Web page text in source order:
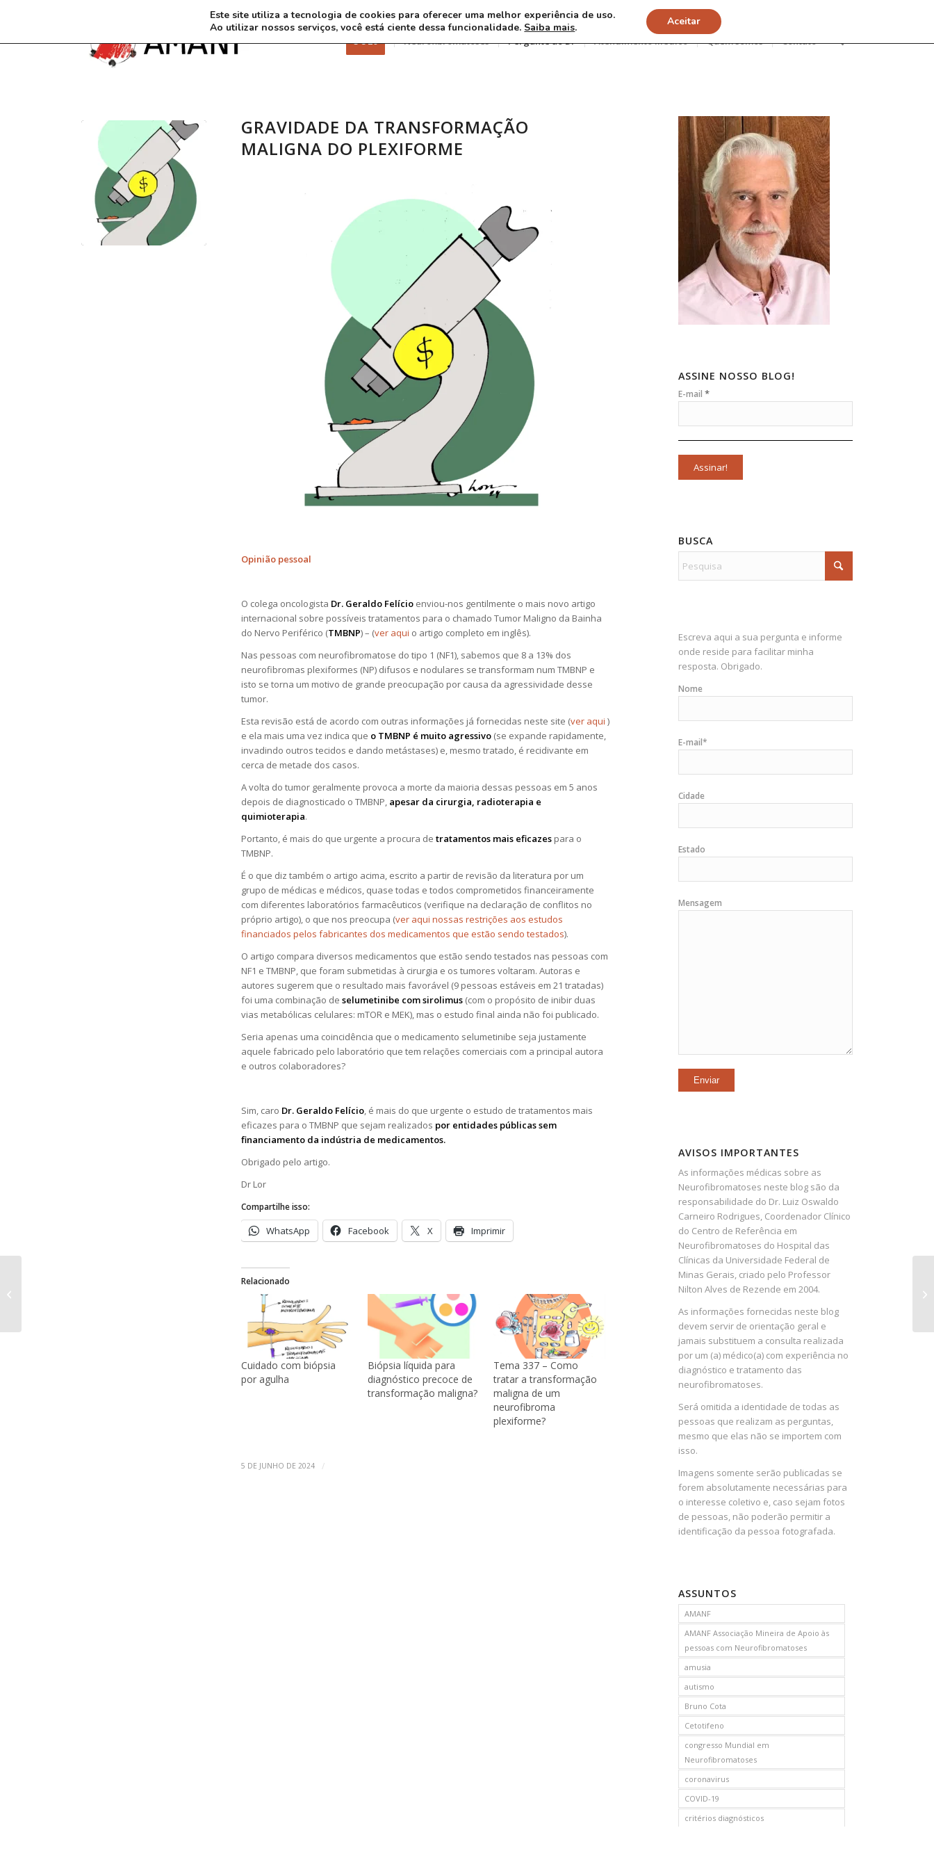
3 8 26 Neurofibromatoses Pergunte ao Dr Atendimento Médico Quem somos Contato
GRAVIDADE DA TRANSFORMAÇÃO
MALIGNA DO PLEXIFORME
Opinião pessoal
O colega oncologista Dr. Geraldo Felício enviou-nos gentilmente o mais novo artigo
internacional sobre possíveis tratamentos para o chamado Tumor Maligno da Bainha
do Nervo Periférico (TMBNP) – (ver aqui o artigo completo em inglês).
Nas pessoas com neurofibromatose do tipo 1 (NF1), sabemos que 8 a 13% dos
neurofibromas plexiformes (NP) difusos e nodulares se transformam num TMBNP e
isto se torna um motivo de grande preocupação por causa da agressividade desse
tumor.
Esta revisão está de acordo com outras informações já fornecidas neste site (ver aqui)
e ela mais uma vez indica que o TMBNP é muito agressivo (se expande rapidamente,
invadindo outros tecidos e dando metástases) e, mesmo tratado, é recidivante em
cerca de metade dos casos.
A volta do tumor geralmente provoca a morte da maioria dessas pessoas em 5 anos
depois de diagnosticado o TMBNP, apesar da cirurgia, radioterapia e
quimioterapia.
Portanto, é mais do que urgente a procura detratamentos mais eficazes para o
TMBNP.
É o que diz também o artigo acima, escrito a partir de revisão da literatura por um
grupo de médicas e médicos, quase todas e todos comprometidos financeiramente
com diferentes laboratórios farmacêuticos (verifique na declaração de conflitos no
próprio artigo), o que nos preocupa (ver aqui nossas restrições aos estudos
financiados pelos fabricantes dos medicamentos que estão sendo testados).
O artigo compara diversos medicamentos que estão sendo testados nas pessoas com
NF1 e TMBNP, que foram submetidas à cirurgia e os tumores voltaram. Autoras e
autores sugerem que o resultado mais favorável (9 pessoas estáveis em 21 tratadas)
foi uma combinação deselumetinibe com sirolimus (com o propósito de inibir duas
vias metabólicas celulares: mTOR e MEK), mas o estudo final ainda não foi publicado.
Seria apenas uma coincidência que o medicamento selumetinibe seja justamente
aquele fabricado pelo laboratório que tem relações comerciais com a principal autora
e outros colaboradores?
Sim, caro Dr. Geraldo Felício, é mais do que urgente o estudo de tratamentos mais
eficazes para o TMBNP que sejam realizados por entidades públicas sem
financiamento da indústria de medicamentos.
Obrigado pelo artigo.
Dr Lor
Compartilhe isso:
WhatsApp Facebook X Imprimir
Relacionado
Cuidado com biópsia
por agulha
Biópsia líquida para
diagnóstico precoce de
transformação maligna?
Tema 337 – Como
tratar a transformação
maligna de um
neurofibroma
plexiforme?
5 DE JUNHO DE 2024 /
ASSINE NOSSO BLOG!
E-mail*
BUSCA
Escreva aqui a sua pergunta e informe
onde reside para facilitar minha
resposta. Obrigado.
Nome
E-mail*
Cidade
Estado
Mensagem
AVISOS IMPORTANTES
As informações médicas sobre as
Neurofibromatoses neste blog são da
responsabilidade do Dr. Luiz Oswaldo
Carneiro Rodrigues, Coordenador Clínico
do Centro de Referência em
Neurofibromatoses do Hospital das
Clínicas da Universidade Federal de
Minas Gerais, criado pelo Professor
Nilton Alves de Rezende em 2004.
As informações fornecidas neste blog
devem servir de orientação geral e
jamais substituem a consulta realizada
por um (a) médico(a) com experiência no
diagnóstico e tratamento das
neurofibromatoses.
Será omitida a identidade de todas as
pessoas que realizam as perguntas,
mesmo que elas não se importem com
isso.
Imagens somente serão publicadas se
forem absolutamente necessárias para
o interesse coletivo e, caso sejam fotos
de pessoas, não poderão permitir a
identificação da pessoa fotografada.
ASSUNTOS
AMANF
AMANF Associação Mineira de Apoio às
pessoas com Neurofibromatoses
amusia
autismo
Bruno Cota
Cetotifeno
congresso Mundial em
Neurofibromatoses
coronavirus
COVID-19
critérios diagnósticos
Este site utiliza a tecnologia de cookies para oferecer uma melhor experiência de uso.
Ao utilizar nossos serviços, você está ciente dessa funcionalidade. Saiba mais. Aceitar